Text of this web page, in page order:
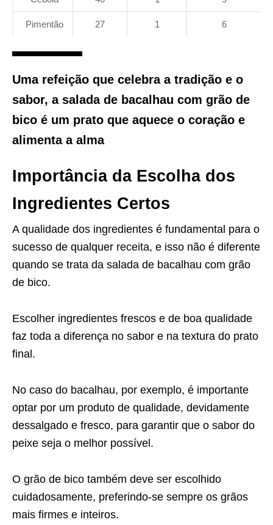
Pimentão 27 1 6
Uma refeição que celebra a tradição e o
sabor, a salada de bacalhau com grão de
bico é um prato que aquece o coração e
alimenta a alma
Importância da Escolha dos
Ingredientes Certos
A qualidade dos ingredientes é fundamental para o
sucesso de qualquer receita, e isso não é diferente
quando se trata da salada de bacalhau com grão
de bico.
Escolher ingredientes frescos e de boa qualidade
faz toda a diferença no sabor e na textura do prato
final.
No caso do bacalhau, por exemplo, é importante
optar por um produto de qualidade, devidamente
dessalgado e fresco, para garantir que o sabor do
peixe seja o melhor possível.
O grão de bico também deve ser escolhido
cuidadosamente, preferindo-se sempre os grãos
mais firmes e inteiros.